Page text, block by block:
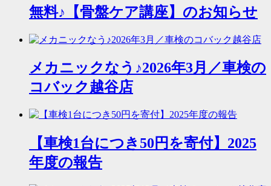
無料♪【骨盤ケア講座】のお知らせ
メカニックなう♪2026年3月／車検の
コバック越谷店
【車検1台につき50円を寄付】2025
年度の報告